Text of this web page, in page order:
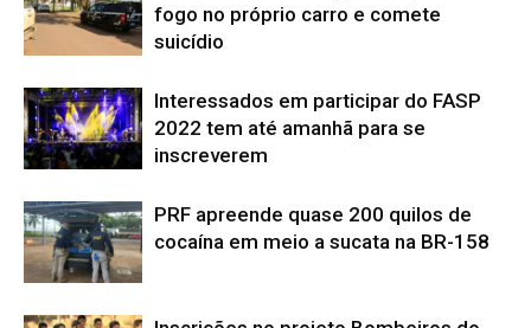
fogo no próprio carro e comete
suicídio
Interessados em participar do FASP
2022 tem até amanhã para se
inscreverem
PRF apreende quase 200 quilos de
cocaína em meio a sucata na BR-158